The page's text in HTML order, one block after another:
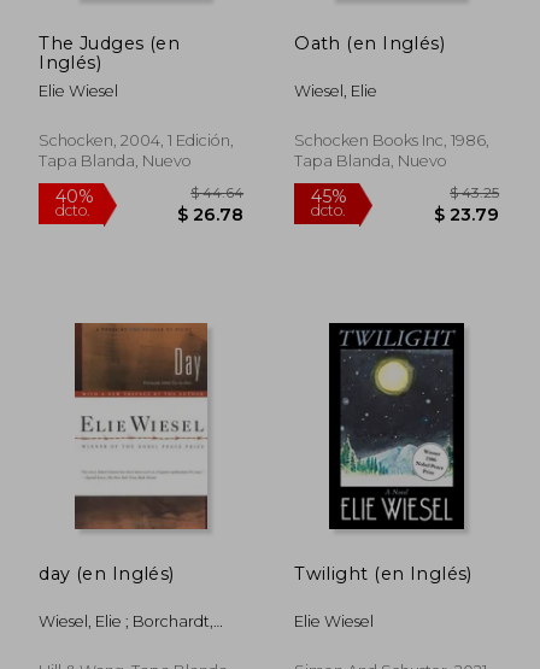
40%
dcto.
40%
The Judges (en
Inglés)
Elie Wiesel
Schocken, 2004, 1 Edición,
Tapa Blanda, Nuevo
Oath (en Inglés)
Wiesel, Elie
Schocken Books Inc, 1986,
Tapa Blanda, Nuevo
day (en Inglés)
Wiesel, Elie ; Borchardt,
Twilight (en Inglés)
Elie Wiesel